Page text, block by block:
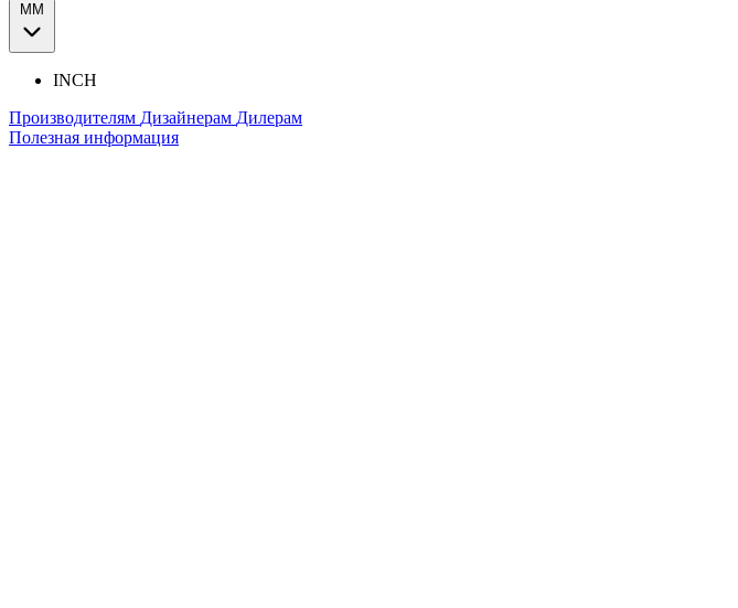
ММ
INCH
Производителям Дизайнерам Дилерам
Полезная информация